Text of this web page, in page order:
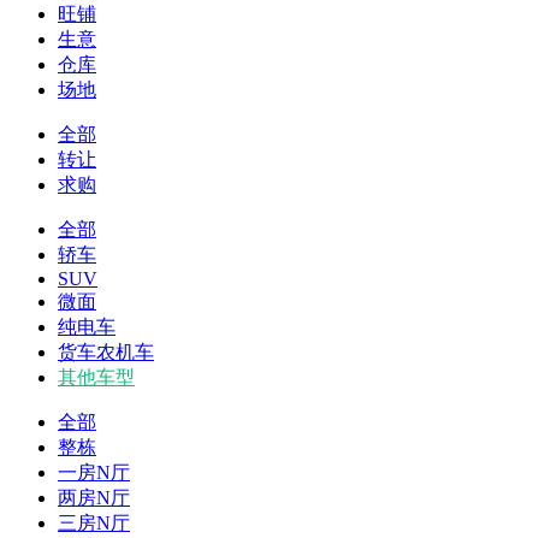
旺铺
生意
仓库
场地
全部
转让
求购
全部
轿车
SUV
微面
纯电车
货车农机车
其他车型
全部
整栋
一房N厅
两房N厅
三房N厅